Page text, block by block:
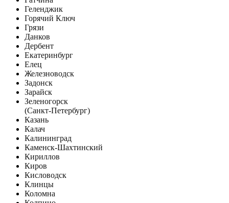
Геленджик
Горячий Ключ
Грязи
Данков
Дербент
Екатеринбург
Елец
Железноводск
Задонск
Зарайск
Зеленогорск
(Санкт-Петербург)
Казань
Калач
Калининград
Каменск-Шахтинский
Кириллов
Киров
Кисловодск
Клинцы
Коломна